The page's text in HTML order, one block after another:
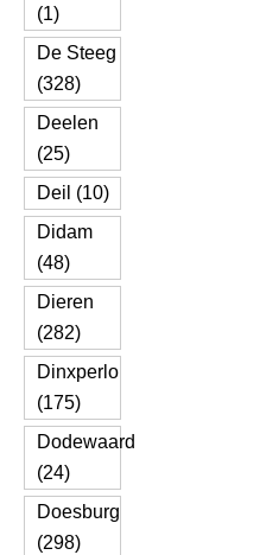
(1)
De Steeg
(328)
Deelen
(25)
Deil (10)
Didam
(48)
Dieren
(282)
Dinxperlo
(175)
Dodewaard
(24)
Doesburg
(298)